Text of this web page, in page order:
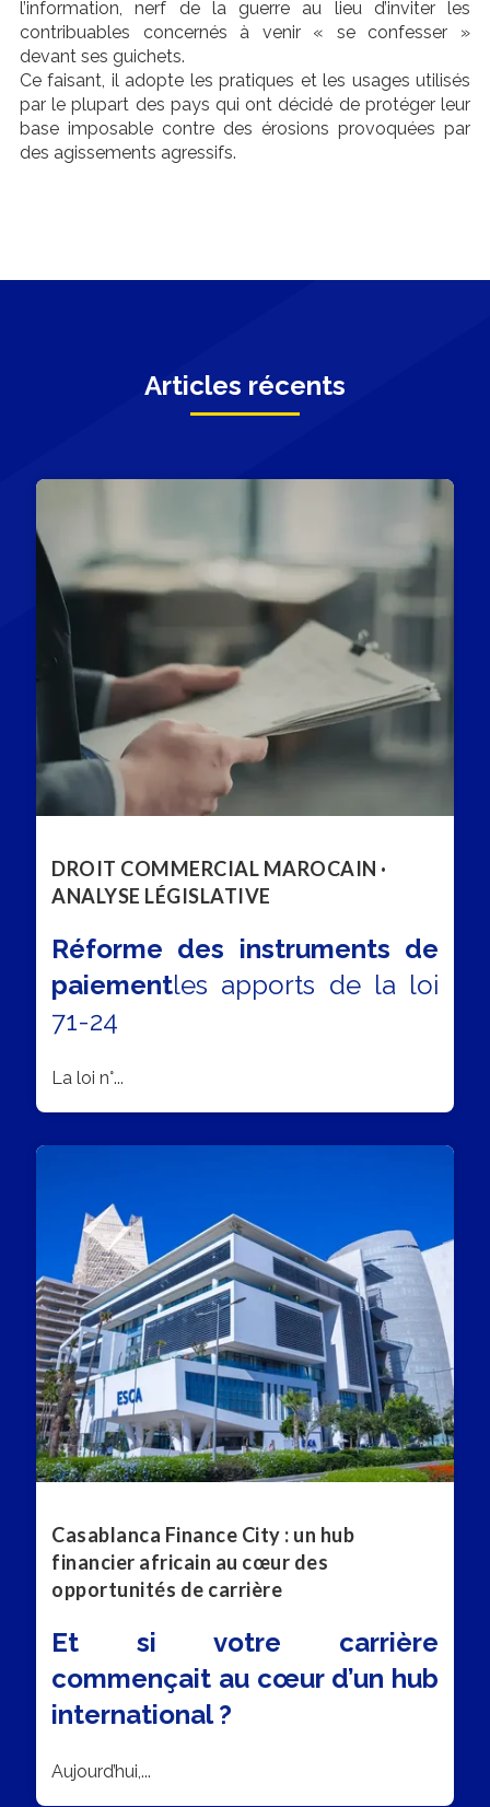
l’information, nerf de la guerre au lieu d’inviter les
contribuables concernés à venir « se confesser »
devant ses guichets.
Ce faisant, il adopte les pratiques et les usages utilisés
par le plupart des pays qui ont décidé de protéger leur
base imposable contre des érosions provoquées par
des agissements agressifs.
Articles récents
DROIT COMMERCIAL MAROCAIN ·
ANALYSE LÉGISLATIVE
Réforme des instruments de
paiementles apports de la loi
71-24
La loi n°...
Casablanca Finance City : un hub
financier africain au cœur des
opportunités de carrière
Et si votre carrière
commençait au cœur d’un hub
international ?
Aujourd’hui,...